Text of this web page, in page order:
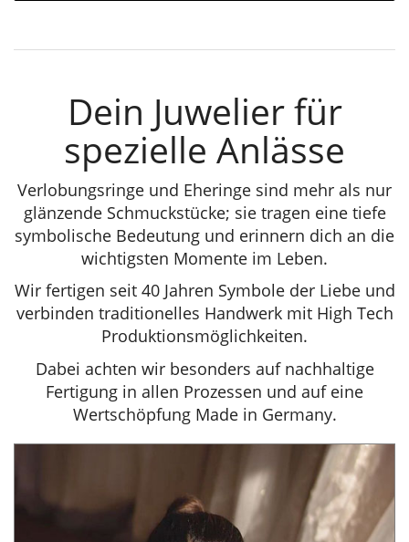
Dein Juwelier für
spezielle Anlässe
Verlobungsringe und Eheringe sind mehr als nur
glänzende Schmuckstücke; sie tragen eine tiefe
symbolische Bedeutung und erinnern dich an die
wichtigsten Momente im Leben.
Wir fertigen seit 40 Jahren Symbole der Liebe und
verbinden traditionelles Handwerk mit High Tech
Produktionsmöglichkeiten.
Dabei achten wir besonders auf nachhaltige
Fertigung in allen Prozessen und auf eine
Wertschöpfung Made in Germany.